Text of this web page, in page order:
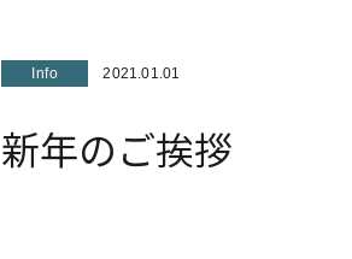
Info 2021.01.01
新年のご挨拶